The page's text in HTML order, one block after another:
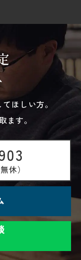
ほしい方。
ます。
休）